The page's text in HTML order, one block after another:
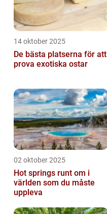
14 oktober 2025
De bästa platserna för att
prova exotiska ostar
02 oktober 2025
Hot springs runt om i
världen som du måste
uppleva